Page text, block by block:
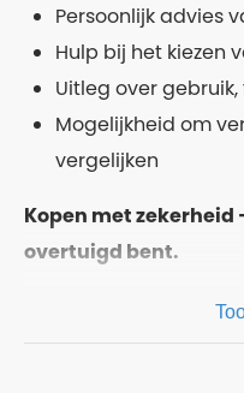
Persoonlijk advies
Hulp bij het kiezen
Uitleg over
Mogelijkheid om
vergelijken
Kopen met zekerheid
overtuigd bent.